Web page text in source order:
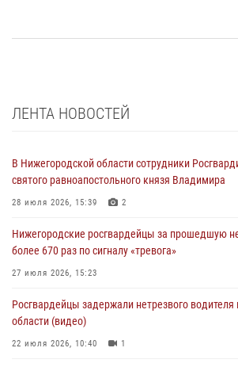
ЛЕНТА НОВОСТЕЙ
В Нижегородской области сотрудники
святого равноапостольного князя Владимира
28 июля 2026, 15:39 2
Нижегородские росгвардейцы за прошедшую
более 670 раз по сигналу «тревога»
27 июля 2026, 15:23
Росгвардейцы задержали нетрезвого
области (видео)
22 июля 2026, 10:40 1